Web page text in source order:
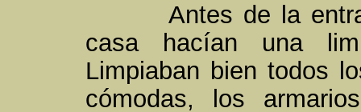
Antes de la
casa hacían una
Limpiaban bien todos
cómodas, los